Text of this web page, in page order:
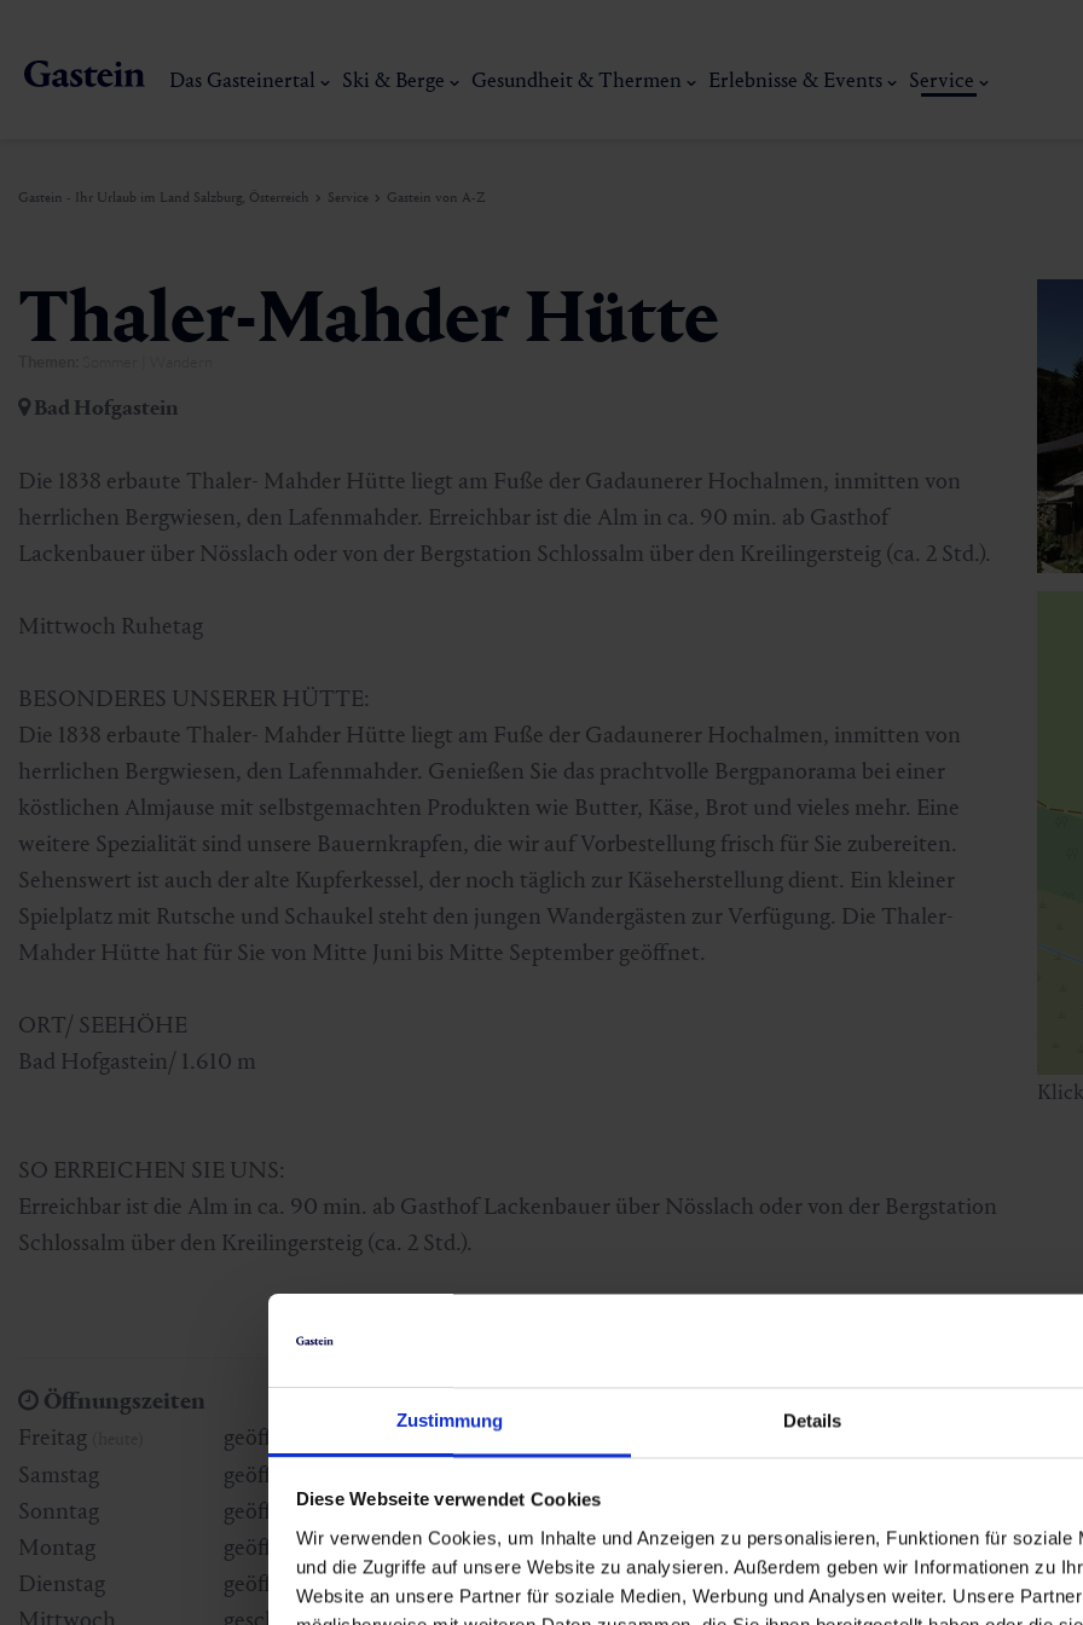
Zustimmung Details
Diese Webseite verwendet Cookies
Wir verwenden Cookies, um Inhalte und Anzeigen zu personalisieren, Funktionen für soziale
und die Zugriffe auf unsere Website zu analysieren. Außerdem geben wir Informationen zu
Website an unsere Partner für soziale Medien, Werbung und Analysen weiter. Unsere
Das Gasteinertal
Bad Gastein
Ski & Berge
Mountaincart
Langlaufen
Bergbahnen & Lifte
Gesundheit & Thermen
Gasteiner Heilstollen
Sportmedizin
Gesundheitsförderung
Erlebnisse & Events
Kulinarik-Erlebnisse
Service
Nachhaltigkeit
Gastein von A-Z
Interaktive Karte
Kunst,
Genuss und Kulinarik
Gastein - Ihr Urlaub im Land Salzburg, Österreich Service Gastein von A-Z
Thaler-Mahder Hütte
Bad Hofgastein
Die 1838 erbaute Thaler- Mahder Hütte liegt am Fuße der Gadaunerer Hochalmen, inmitten von
herrlichen Bergwiesen, den Lafenmahder. Erreichbar ist die Alm in ca. 90 min. ab Gasthof
Lackenbauer über Nösslach oder von der Bergstation Schlossalm über den Kreilingersteig (ca. 2 Std.).
Mittwoch Ruhetag
BESONDERES UNSERER HÜTTE:
Die 1838 erbaute Thaler- Mahder Hütte liegt am Fuße der Gadaunerer Hochalmen, inmitten von
herrlichen Bergwiesen, den Lafenmahder. Genießen Sie das prachtvolle Bergpanorama bei einer
köstlichen Almjause mit selbstgemachten Produkten wie Butter, Käse, Brot und vieles mehr. Eine
weitere Spezialität sind unsere Bauernkrapfen, die wir auf Vorbestellung frisch für Sie zubereiten.
Sehenswert ist auch der alte Kupferkessel, der noch täglich zur Käseherstellung dient. Ein kleiner
Spielplatz mit Rutsche und Schaukel steht den jungen Wandergästen zur Verfügung. Die Thaler-
Mahder Hütte hat für Sie von Mitte Juni bis Mitte September geöffnet.
ORT/ SEEHÖHE
Bad Hofgastein/ 1.610 m
SO ERREICHEN SIE UNS:
Erreichbar ist die Alm in ca. 90 min. ab Gasthof Lackenbauer über Nösslach oder von der Bergstation
Schlossalm über den Kreilingersteig (ca. 2 Std.).
Öffnungszeiten
Freitag
geöffnet
Samstag
geöffnet
Sonntag
geöffnet
Montag
geöffnet
Dienstag
geöffnet
Mittwoch
geschlossen